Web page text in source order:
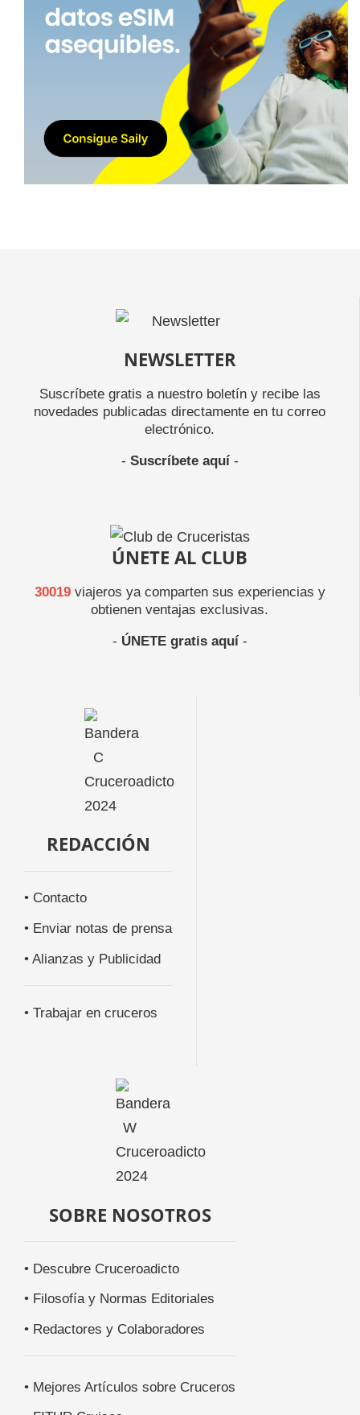
NEWSLETTER
Suscríbete gratis a nuestro boletín y recibe las
novedades publicadas directamente en tu correo
electrónico.
- Suscríbete aquí-
ÚNETE AL CLUB
30019viajeros ya comparten sus experiencias y
obtienen ventajas exclusivas.
- ÚNETE gratis aquí-
REDACCIÓN
• Contacto
• Enviar notas de prensa
• Alianzas y Publicidad
• Trabajar en cruceros
SOBRE NOSOTROS
• Descubre Cruceroadicto
• Filosofía y Normas Editoriales
• Redactores y Colaboradores
• Mejores Artículos sobre Cruceros